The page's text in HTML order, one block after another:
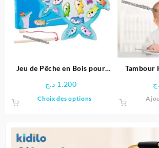
Jeu de Pêche en Bois pour
1.200 د.ج
Choix des options
plusieurs
Tambour